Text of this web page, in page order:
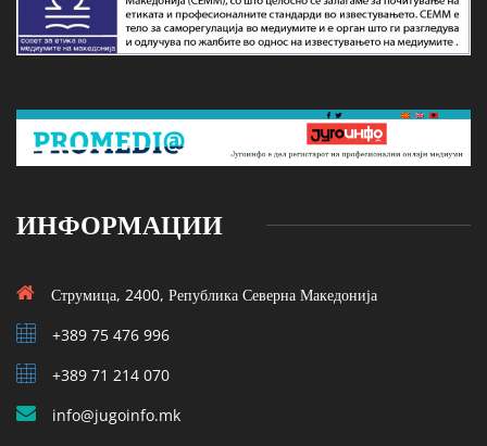
ИНФОРМАЦИИ
Струмица, 2400, Република Северна Македонија
+389 75 476 996
+389 71 214 070
info@jugoinfo.mk